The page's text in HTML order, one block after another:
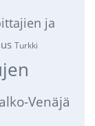
ja
Turkki
Venäjä